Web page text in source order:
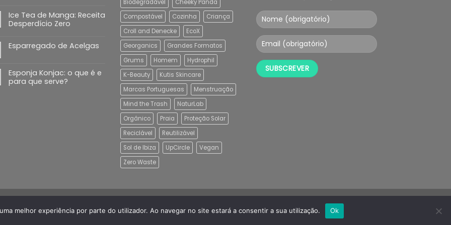
Ice Tea de Manga: Receita
Desperdício Zero
Esparregado de Acelgas
Esponja Konjac: o que é e
para que serve?
Biodegradável
Cheeky Panda
Compostável
Cozinha
Criança
Croll and Denecke
EcoX
Georganics
Grandes Formatos
Grums
Homem
Hydrophil
K-Beauty
Kutis Skincare
Marcas Portuguesas
Menstruação
Mind the Trash
NaturLab
Orgânico
Praia
Proteção Solar
Reciclável
Reutilizável
Sol de Ibiza
UpCircle
Vegan
Zero Waste
melhor experiência por parte do utilizador. Ao navegar no site estará a consentir a sua utilização. Ok